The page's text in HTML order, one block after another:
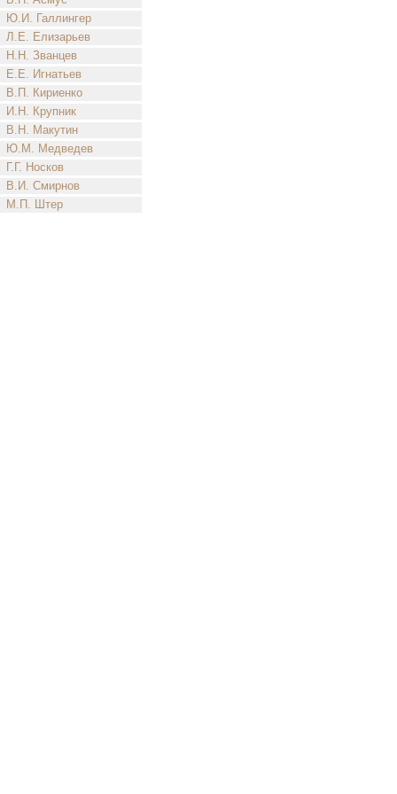
Ю.И. Галлингер
Л.Е. Елизарьев
Н.Н. Званцев
Е.Е. Игнатьев
В.П. Кириенко
И.Н. Крупник
В.Н. Макутин
Ю.М. Медведев
Г.Г. Носков
В.И. Смирнов
М.П. Штер